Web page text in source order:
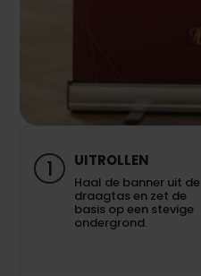
1 UITROLLEN
Haal de banner uit de
draagtas en zet de
basis op een stevige
ondergrond.